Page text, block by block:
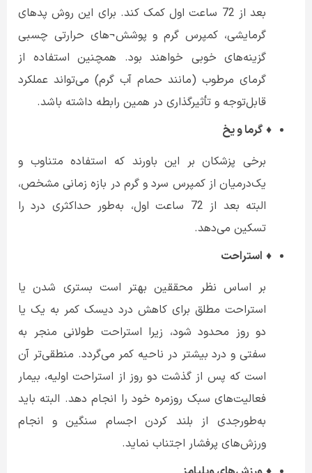
بعد از 72 ساعت اول کمک کند. برای این روش پدهای
گرمایشی، کمپرس گرم و پوشش¬های حرارتی چسبی
گزینه‌های خوبی خواهند بود. همچنین استفاده از
گرمای مرطوب (مانند حمام آب گرم) می‌تواند عملکرد
قابل‌توجه و تأثیرگذاری در همین رابطه داشته باشد.
♦ گرما و یخ
برخی پزشکان بر این باورند که استفاده متناوب و
یک‌درمیان از کمپرس سرد و گرم در بازه زمانی مشخص،
البته بعد از 72 ساعت اول، به‌طور حداکثری درد را
تسکین می‌دهد.
♦ استراحت
بر اساس نظر محققین بهتر است بستری شدن یا
استراحت مطلق برای کاهش درد دیسک کمر به یک یا
دو روز محدود شود، زیرا استراحت طولانی منجر به
سفتی و درد بیشتر در ناحیه کمر می‌گردد. منطقی‌تر آن
است که پس از گذشت دو روز از استراحت اولیه، بیمار
فعالیت‌های سبک روزمره خود را انجام دهد. البته باید
به‌طورجدی از بلند کردن اجسام سنگین و انجام
ورزش‌های پرفشار اجتناب نماید.